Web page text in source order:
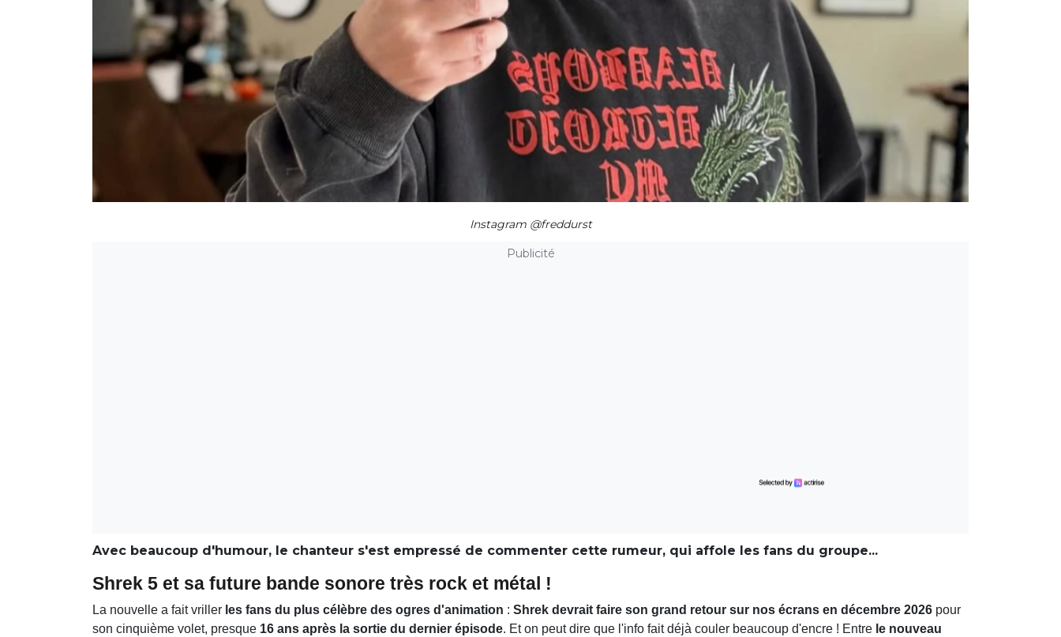
Instagram @freddurst
Publicité
Avec beaucoup d'humour, le chanteur s'est empressé de commenter cette rumeur, qui affole les fans du groupe...
Shrek 5 et sa future bande sonore très rock et métal !
La nouvelle a fait vriller les fans du plus célèbre des ogres d'animation : Shrek devrait faire son grand retour sur nos écrans en décembre 2026 pour
son cinquième volet, presque 16 ans après la sortie du dernier épisode. Et on peut dire que l'info fait déjà couler beaucoup d'encre ! Entre le nouveau